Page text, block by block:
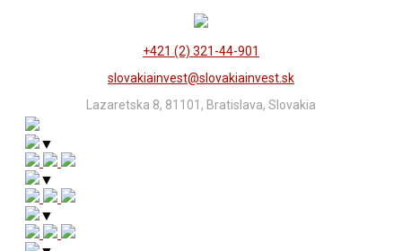
+421 (2) 321-44-901
slovakiainvest@slovakiainvest.sk
Lazaretska 8, 81101, Bratislava, Slovakia
▼
▼
▼